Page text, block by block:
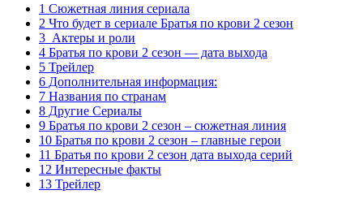
1 Сюжетная линия сериала
2 Что будет в сериале Братья по крови 2 сезон
3 Актеры и роли
4 Братья по крови 2 сезон — дата выхода
5 Трейлер
6 Дополнительная информация:
7 Названия по странам
8 Другие Сериалы
9 Братья по крови 2 сезон – сюжетная линия
10 Братья по крови 2 сезон – главные герои
11 Братья по крови 2 сезон дата выхода серий
12 Интересные факты
13 Трейлер